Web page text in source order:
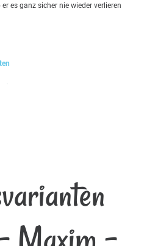
es ganz sicher nie wieder verlieren